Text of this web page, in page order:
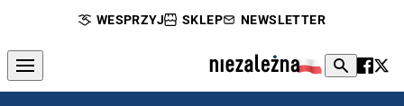
WESPRZYJ SKLEP NEWSLETTER